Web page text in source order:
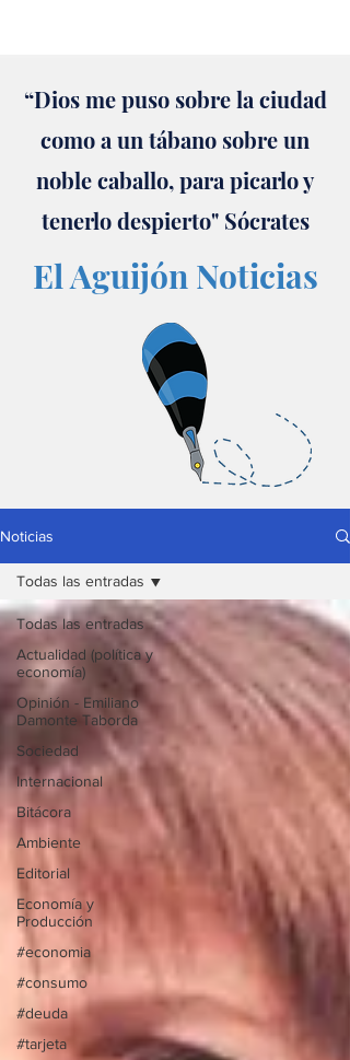
“Dios me puso sobre la ciudad
como a un tábano sobre un
noble caballo, para picarlo y
tenerlo despierto" Sócrates
El Aguijón Noticias
Noticias
Todas las entradas
Actualidad (política y
economía)
Opinión - Emiliano
Damonte Taborda
Sociedad
Internacional
Bitácora
Ambiente
Editorial
Economía y
Producción
#economia
#consumo
#deuda
#tarjeta
Todas las entradas